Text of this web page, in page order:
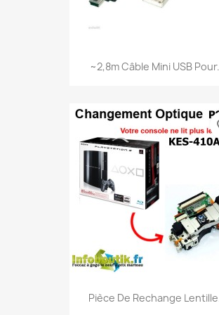
~2,8m Câble Mini USB
Pièce De Rechange